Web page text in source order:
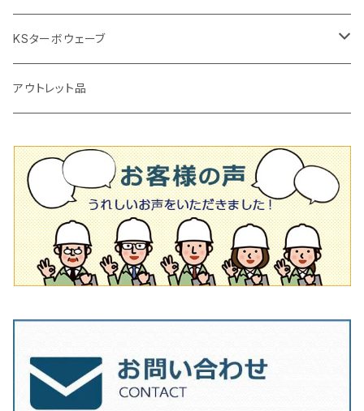
吸着盤
その他
タイル針
タイル針
その他
通常品
ビス穴付き
125mm（5インチ）
通常品
オフセットタイプ（ハットタイプ
150ｍｍ（6インチ）
205ｍｍ（8インチ）
230mm（9インチ）
105mm（4インチ）
125mm（5インチ）
180mm（7インチ）
205mm（8インチ）
230mm（9インチ）
KSターボウェーブ
105mm（4インチ）
150ｍｍ（6インチ）
180ｍｍ（7インチ）
205mm（8インチ）
アウトレット品